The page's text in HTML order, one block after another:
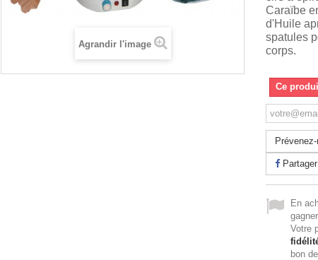
Agrandir l'image
Caraïbe
d'Huile
spatules
corps.
Ce
Partager
En
Votre
bon